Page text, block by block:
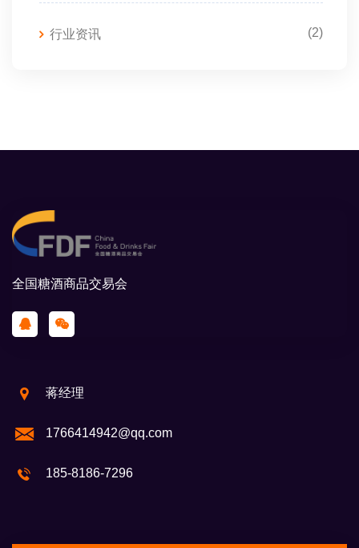
行业资讯 (2)
全国糖酒商品交易会
蒋经理
1766414942@qq.com
185-8186-7296